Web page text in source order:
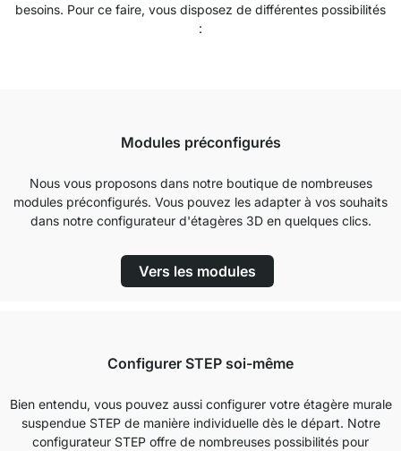
besoins. Pour ce faire, vous disposez de différentes possibilités
:
Modules préconfigurés
Nous vous proposons dans notre boutique de nombreuses
modules préconfigurés. Vous pouvez les adapter à vos souhaits
dans notre configurateur d'étagères 3D en quelques clics.
Vers les modules
Configurer STEP soi-même
Bien entendu, vous pouvez aussi configurer votre étagère murale
suspendue STEP de manière individuelle dès le départ. Notre
configurateur STEP offre de nombreuses possibilités pour